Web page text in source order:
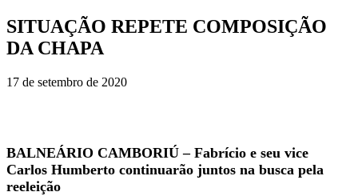
SITUAÇÃO REPETE COMPOSIÇÃO
DA CHAPA
17 de setembro de 2020
BALNEÁRIO CAMBORIÚ – Fabrício e seu vice
Carlos Humberto continuarão juntos na busca pela
reeleição